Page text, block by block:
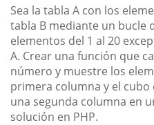
Sea la tabla A con los
tabla B mediante un bucle
elementos del 1 al 20
A. Crear una función que
número y muestre los
primera columna y el cubo
una segunda columna en
solución en PHP.